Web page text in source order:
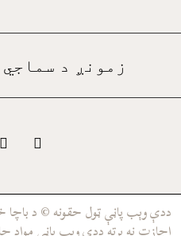
زمونږ د
ددې وېب پاڼې ټول حقونه © د